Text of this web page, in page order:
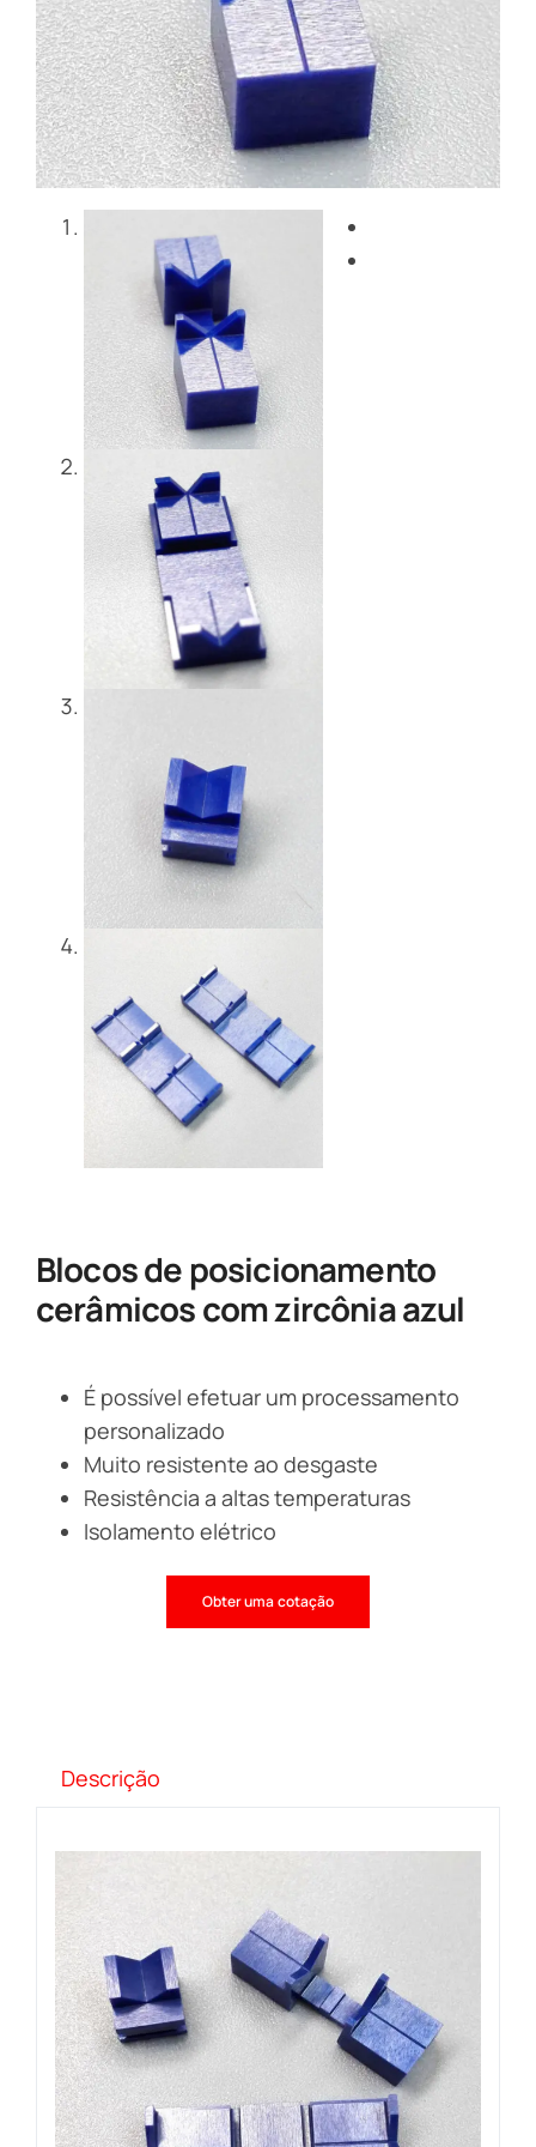
Entre em contacto
Get Instant Quote
Blocos de posicionamento
cerâmicos com zircônia azul
É possível efetuar um processamento
personalizado
Muito resistente ao desgaste
Resistência a altas temperaturas
Isolamento elétrico
Obter uma cotação
Descrição